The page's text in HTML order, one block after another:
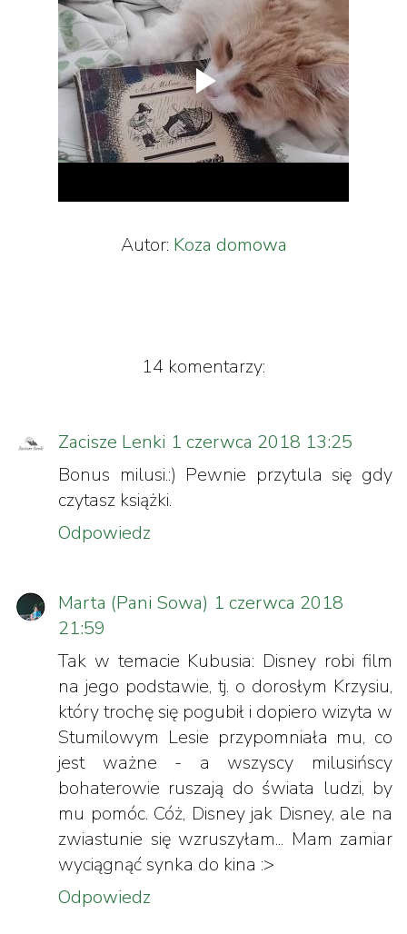
Autor: Koza domowa
14 komentarzy:
Zacisze Lenki 1 czerwca 2018 13:25
Bonus milusi.:) Pewnie przytula się gdy
czytasz książki.
Odpowiedz
Marta (Pani Sowa) 1 czerwca 2018
21:59
Tak w temacie Kubusia: Disney robi film
na jego podstawie, tj. o dorosłym Krzysiu,
który trochę się pogubił i dopiero wizyta w
Stumilowym Lesie przypomniała mu, co
jest ważne - a wszyscy milusińscy
bohaterowie ruszają do świata ludzi, by
mu pomóc. Cóż, Disney jak Disney, ale na
zwiastunie się wzruszyłam... Mam zamiar
wyciągnąć synka do kina :>
Odpowiedz